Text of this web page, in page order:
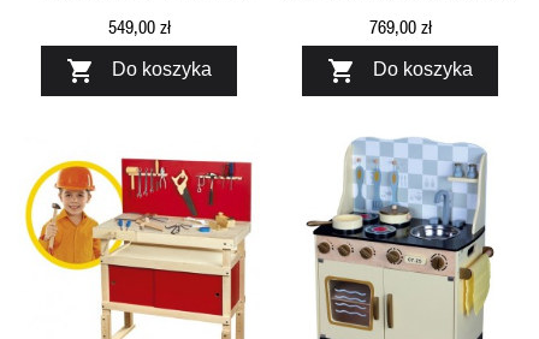
Rozrabiaki Z Szufladą
549,00 zł
 Do koszyka
Tidlo
769,00 zł
 Do koszyka
SZYBKI PODGLĄD SZYBKI PODGLĄD